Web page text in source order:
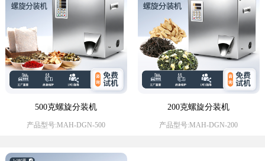
500克螺旋分装机
产品型号:MAH-DGN-500
200克螺旋分装机
产品型号:MAH-DGN-200